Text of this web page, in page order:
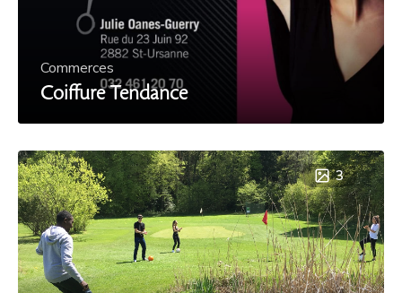
Commerces
Coiffure Tendance
3